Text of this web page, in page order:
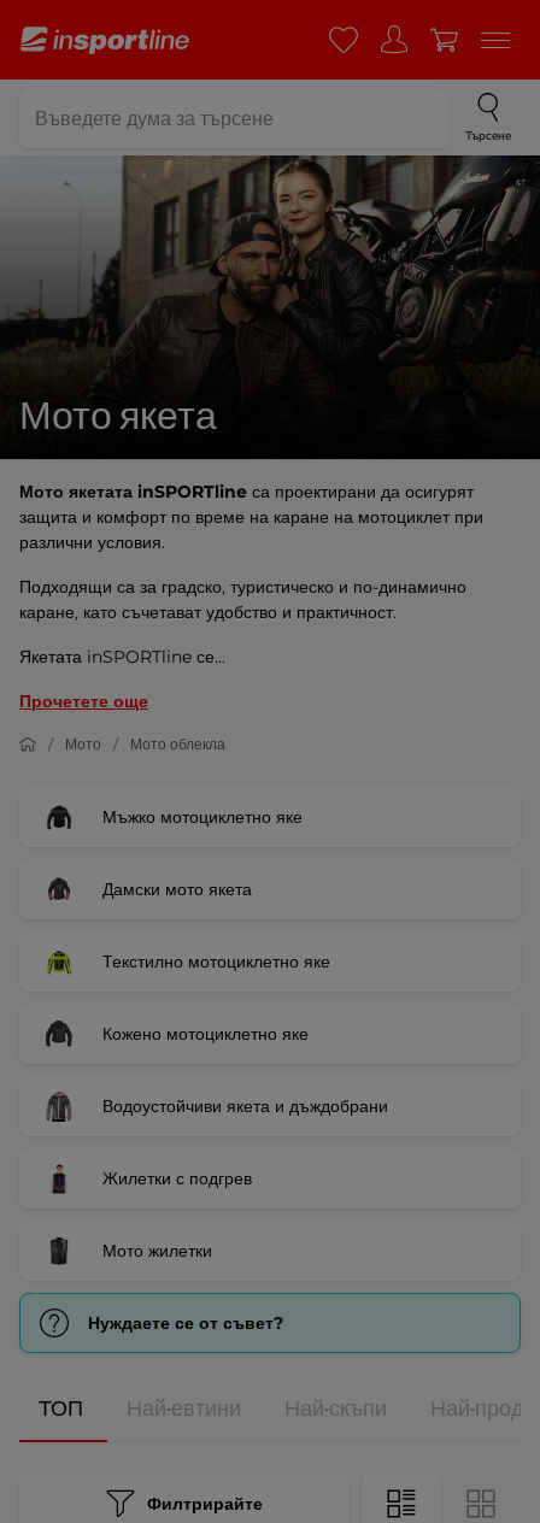
Търсене
Мото якета
Мото якетата inSPORTline са проектирани да осигурят
защита и комфорт по време на каране на мотоциклет при
различни условия.
Подходящи са за градско, туристическо и по-динамично
каране, като съчетават удобство и практичност.
Якетата inSPORTline се...
Прочетете още
Мото Мото облекла
Мъжко мотоциклетно яке
Дамски мото якета
Текстилно мотоциклетно яке
Кожено мотоциклетно яке
Водоустойчиви якета и дъждобрани
Жилетки с подгрев
Мото жилетки
Нуждаете се от съвет?
ТОП Най-евтини Най-скъпи Най-
Филтрирайте